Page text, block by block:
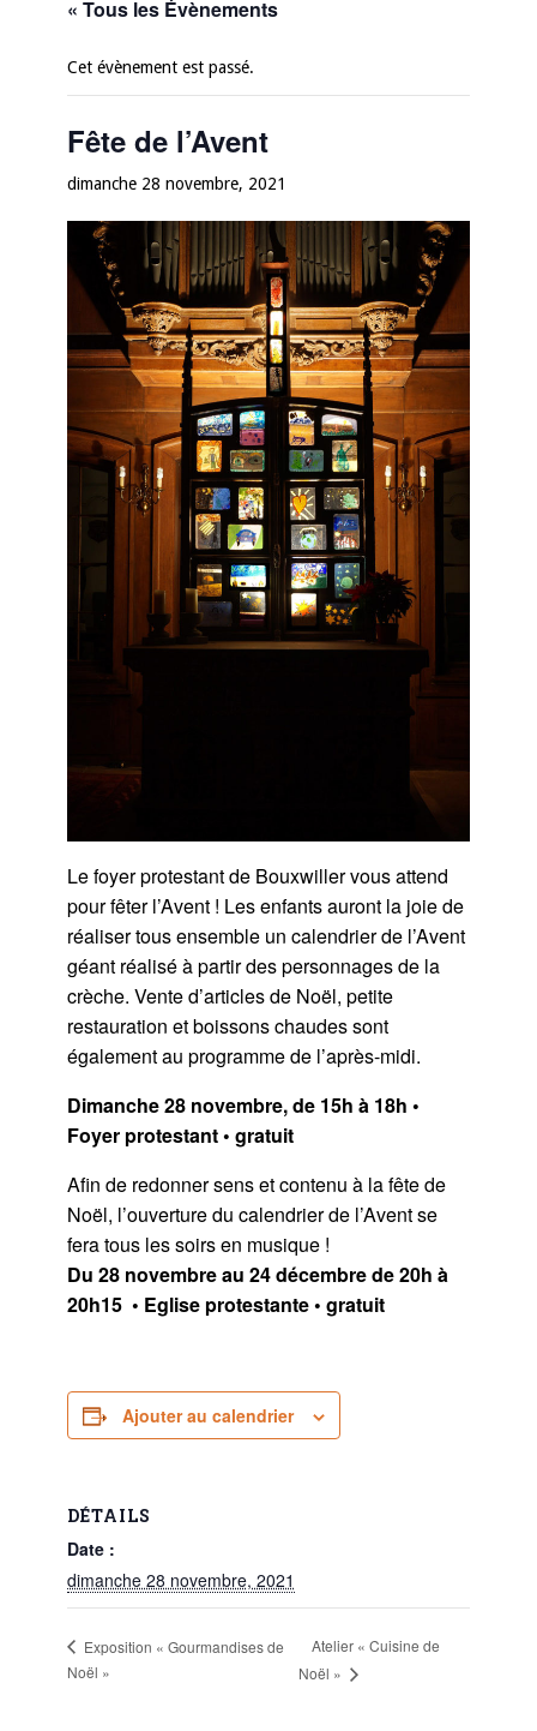
« Tous les Évènements
Cet évènement est passé.
Fête de l’Avent
dimanche 28 novembre, 2021
Le foyer protestant de Bouxwiller vous attend
pour fêter l’Avent ! Les enfants auront la joie de
réaliser tous ensemble un calendrier de l’Avent
géant réalisé à partir des personnages de la
crèche. Vente d’articles de Noël, petite
restauration et boissons chaudes sont
également au programme de l’après-midi.
Dimanche 28 novembre, de 15h à 18h •
Foyer protestant • gratuit
Afin de redonner sens et contenu à la fête de
Noël, l’ouverture du calendrier de l’Avent se
fera tous les soirs en musique !
Du 28 novembre au 24 décembre de 20h à
20h15 • Eglise protestante • gratuit
Ajouter au calendrier
DÉTAILS
Date :
dimanche 28 novembre, 2021
Exposition « Gourmandises de
Noël »
Atelier « Cuisine de
Noël »